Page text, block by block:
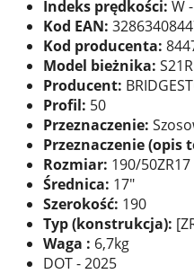
Indeks prędkości: W
Kod EAN:
Kod producenta:
Model bieżnika: S21R
Producent:
Profil: 50
Przeznaczenie:
Przeznaczenie (opis
Rozmiar: 190/50ZR17
Średnica: 17"
Szerokość: 190
Typ (konstrukcja):
Waga : 6,7kg
DOT - 2025